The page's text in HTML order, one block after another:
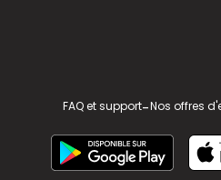
FAQ et support-Nos offres